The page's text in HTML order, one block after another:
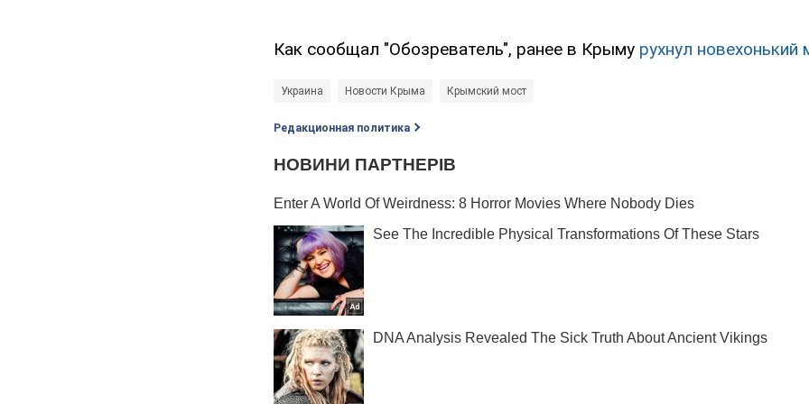
Как сообщал "Обозреватель", ранее в Крыму рухнул новехонький
Украина Новости Крыма Крымский мост
Редакционная политика